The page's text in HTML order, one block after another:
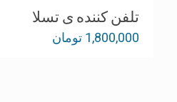
تلفن کننده ی تسلا
1,800,000 تومان